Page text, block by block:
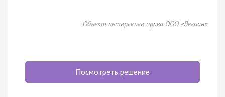
Объект авторского права ООО «Легион»
Посмотреть решение